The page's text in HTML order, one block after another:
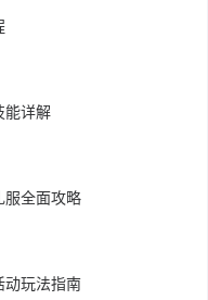
能详解
服全面攻略
动玩法指南